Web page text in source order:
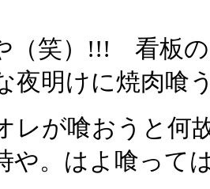
（笑）!!! 看板の
夜明けに焼肉喰
レが喰おうと何
や。はよ喰って